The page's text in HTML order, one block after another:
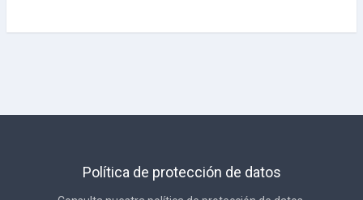
Política de protección de datos